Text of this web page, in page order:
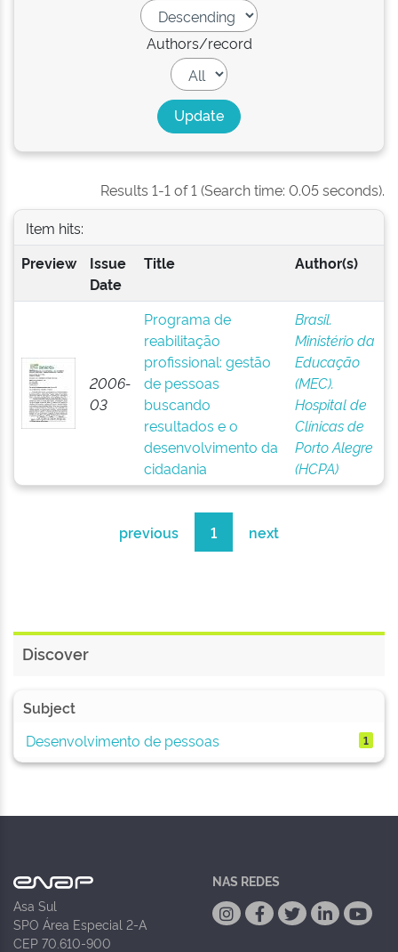
Authors/record
Results 1-1 of 1 (Search time: 0.05 seconds).
Item hits:
Preview
Issue
Date
Title Author(s)
2006-
03
Programa de
reabilitação
profissional: gestão
de pessoas
buscando
resultados e o
desenvolvimento da
cidadania
Brasil.
Ministério da
Educação
(MEC).
Hospital de
Clínicas de
Porto Alegre
(HCPA)
previous 1 next
Discover
Subject
Desenvolvimento de pessoas
1
Asa Sul
SPO Área Especial 2-A
CEP 70.610-900
NAS REDES